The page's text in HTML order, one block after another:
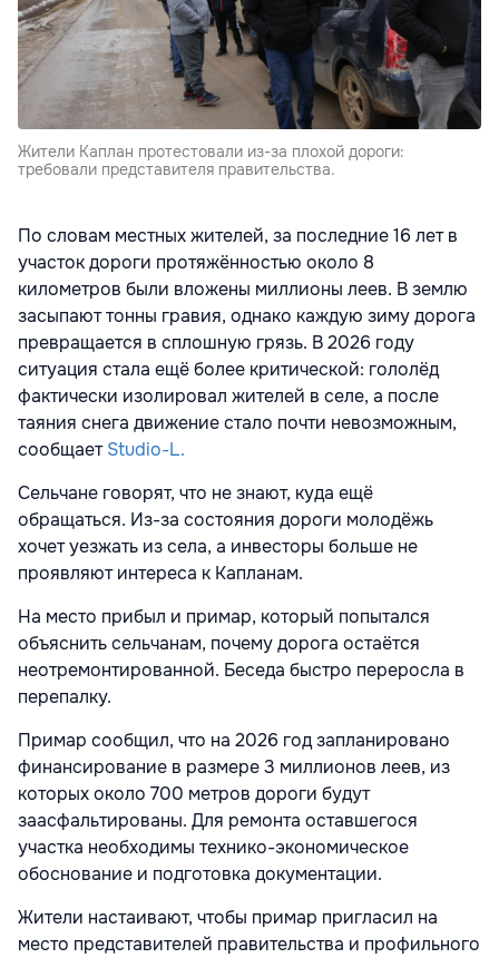
Жители Каплан протестовали из-за плохой дороги:
требовали представителя правительства.
По словам местных жителей, за последние 16 лет в
участок дороги протяжённостью около 8
километров были вложены миллионы леев. В землю
засыпают тонны гравия, однако каждую зиму дорога
превращается в сплошную грязь. В 2026 году
ситуация стала ещё более критической: гололёд
фактически изолировал жителей в селе, а после
таяния снега движение стало почти невозможным,
сообщаетStudio-L.
Сельчане говорят, что не знают, куда ещё
обращаться. Из-за состояния дороги молодёжь
хочет уезжать из села, а инвесторы больше не
проявляют интереса к Капланам.
На место прибыл и примар, который попытался
объяснить сельчанам, почему дорога остаётся
неотремонтированной. Беседа быстро переросла в
перепалку.
Примар сообщил, что на 2026 год запланировано
финансирование в размере 3 миллионов леев, из
которых около 700 метров дороги будут
заасфальтированы. Для ремонта оставшегося
участка необходимы технико-экономическое
обоснование и подготовка документации.
Жители настаивают, чтобы примар пригласил на
место представителей правительства и профильного